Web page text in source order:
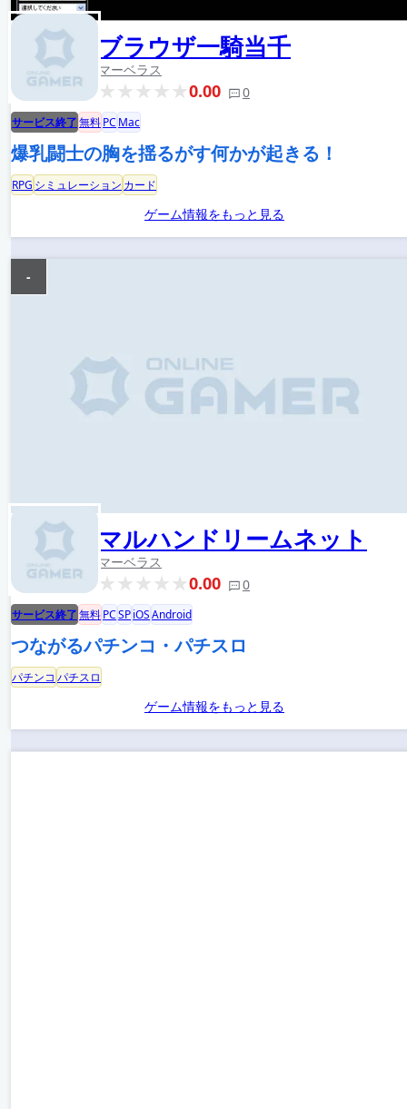
ブラウザ一騎当千
マーベラス
0.00 0
サービス終了無料PC Mac
爆乳闘士の胸を揺るがす何かが起きる！
RPG シミュレーション カード
ゲーム情報をもっと見る
マルハンドリームネット
マーベラス
0.00 0
-
サービス終了無料PCSPiOSAndroid
つながるパチンコ・パチスロ
パチンコ パチスロ
ゲーム情報をもっと見る